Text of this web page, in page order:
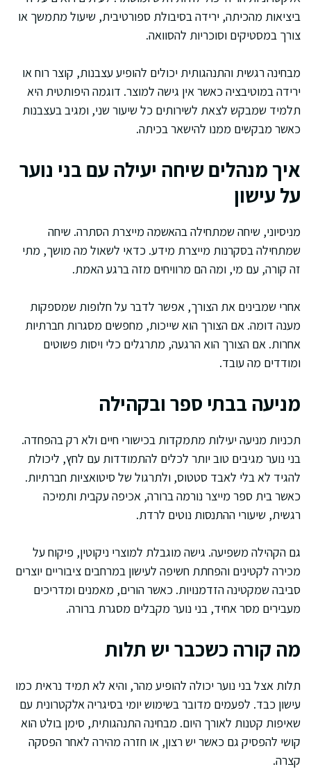
ביציאות מהכיתה, ירידה בסיבולת ספורטיבית, שיעול מתמשך או
צורך במסטיקים וסוכריות להסוואה.
מבחינה רגשית והתנהגותית יכולים להופיע עצבנות, קוצר רוח או
ירידה במוטיבציה כאשר אין גישה למוצר. דוגמה היפותטית היא
תלמיד שמבקש לצאת לשירותים כל שיעור שני, ומגיב בעצבנות
כאשר מבקשים ממנו להישאר בכיתה.
איך מנהלים שיחה יעילה עם בני נוער
על עישון
מניסיוני, שיחה שמתחילה בהאשמה מייצרת הסתרה. שיחה
שמתחילה בסקרנות מייצרת מידע. כדאי לשאול מה מושך, מתי
זה קורה, עם מי, ומה הם מרוויחים מזה ברגע האמת.
אחרי שמבינים את הצורך, אפשר לדבר על חלופות שמספקות
מענה דומה. אם הצורך הוא שייכות, מחפשים מסגרות חברתיות
אחרות. אם הצורך הוא הרגעה, מתרגלים כלי ויסות פשוטים
ומודדים מה עובד.
מניעה בבתי ספר ובקהילה
תכניות מניעה יעילות מתמקדות בכישורי חיים ולא רק בהפחדה.
בני נוער מגיבים טוב יותר לכלים להתמודדות עם לחץ, ליכולת
להגיד לא בלי לאבד סטטוס, ולתרגול של סיטואציות חברתיות.
כאשר בית ספר מייצר נורמה ברורה, אכיפה עקבית ותמיכה
רגשית, שיעורי ההתנסות נוטים לרדת.
גם הקהילה משפיעה. גישה מוגבלת למוצרי ניקוטין, פיקוח על
מכירה לקטינים והפחתת חשיפה לעישון במרחבים ציבוריים יוצרים
סביבה שמקטינה הזדמנויות. כאשר הורים, מאמנים ומדריכים
מעבירים מסר אחיד, בני נוער מקבלים מסגרת ברורה.
מה קורה כשכבר יש תלות
תלות אצל בני נוער יכולה להופיע מהר, והיא לא תמיד נראית כמו
עישון כבד. לפעמים מדובר בשימוש יומי בסיגריה אלקטרונית עם
שאיפות קטנות לאורך היום. מבחינה התנהגותית, סימן בולט הוא
קושי להפסיק גם כאשר יש רצון, או חזרה מהירה לאחר הפסקה
קצרה.